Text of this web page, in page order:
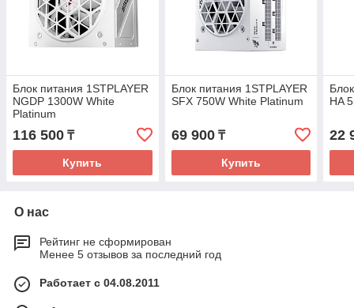
Блок питания 1STPLAYER
NGDP 1300W White
Platinum
116 500 ₸
Купить
Блок питания 1STPLAYER
SFX 750W White Platinum
69 900₸
Купить
HA
22
О нас
Рейтинг не сформирован
Менее 5 отзывов за последний год
Работает с 04.08.2011